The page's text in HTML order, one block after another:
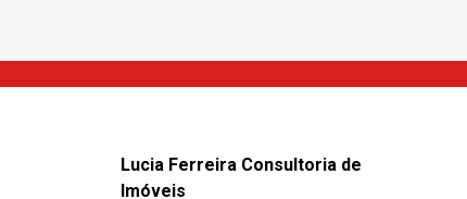
Lucia Ferreira Consultoria de
Imóveis